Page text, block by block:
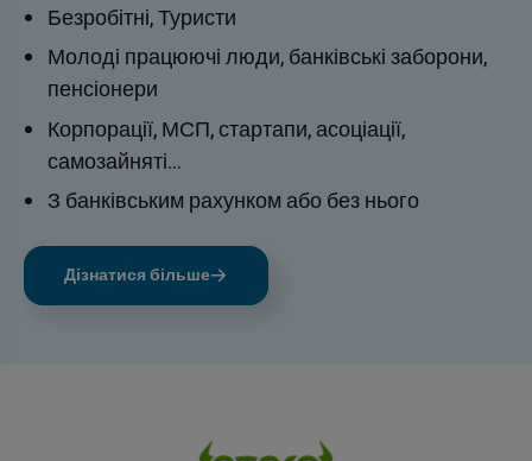
Безробітні, Туристи
Молоді працюючі люди, банківські заборони,
пенсіонери
Корпорації, МСП, стартапи, асоціації,
самозайняті...
З банківським рахунком або без нього
Дізнатися більше